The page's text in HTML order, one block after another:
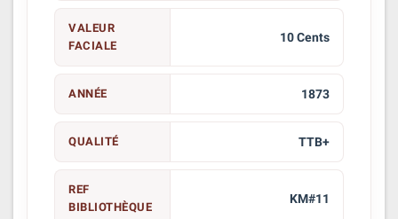
VALEUR
FACIALE
10 Cents
ANNÉE 1873
QUALITÉ TTB+
REF
BIBLIOTHÈQUE
KM#11